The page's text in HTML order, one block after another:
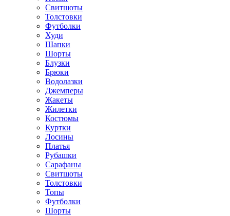
Свитшоты
Толстовки
Футболки
Худи
Шапки
Шорты
Блузки
Брюки
Водолазки
Джемперы
Жакеты
Жилетки
Костюмы
Куртки
Лосины
Платья
Рубашки
Сарафаны
Свитшоты
Толстовки
Топы
Футболки
Шорты